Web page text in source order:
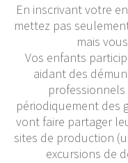
En inscrivant votre
mettez pas
mais
Vos enfants
aidant des
périodiquement des
vont faire partager
sites de production
excursions de